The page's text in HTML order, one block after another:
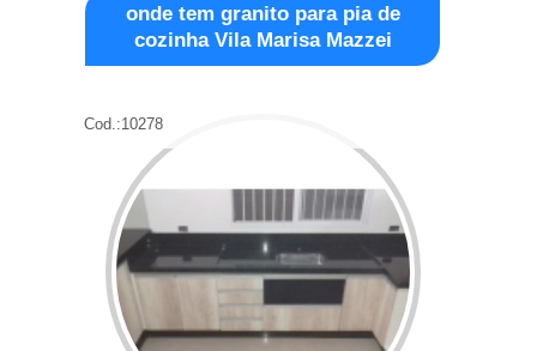
onde tem granito para pia de
cozinha Vila Marisa Mazzei
Cod.:10278